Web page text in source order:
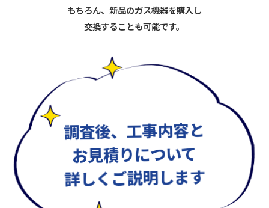
もちろん、新品のガス機器を購入し
交換することも可能です。
調査後、工事内容と
お見積りについて
詳しくご説明します